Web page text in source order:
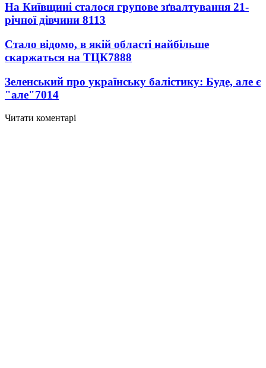
На Київщині сталося групове зґвалтування 21-
річної дівчини 8113
Стало відомо, в якій області найбільше
скаржаться на ТЦК7888
Зеленський про українську балістику: Буде, але є
"але"7014
Читати коментарі